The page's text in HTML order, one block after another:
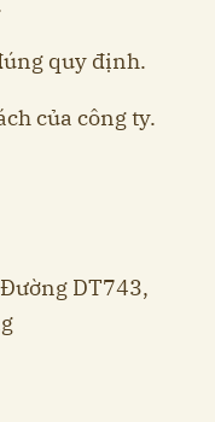
quy định.
của công ty.
DT743,